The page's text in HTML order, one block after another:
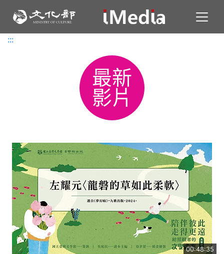
:::
:::
最新
影片
00:48:35